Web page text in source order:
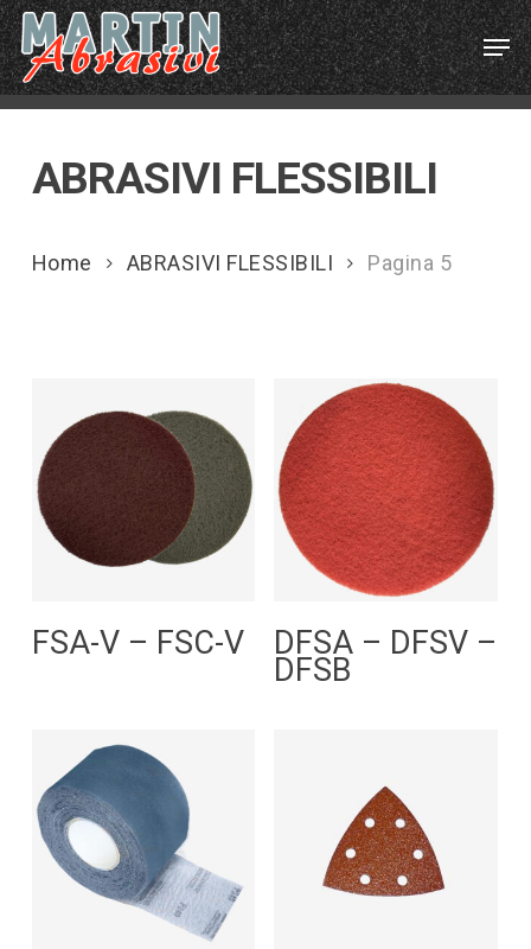
Skip
to
main
content
ABRASIVI FLESSIBILI
Home ABRASIVI FLESSIBILI Pagina 5
Leggi Tutto
FSA-V – FSC-V Leggi Tutto
DFSA – DFSV –
DFSB
Menu